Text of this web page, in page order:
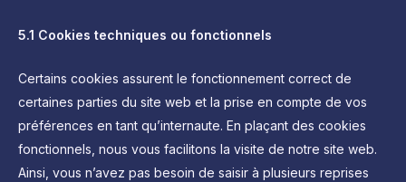
5.1 Cookies techniques ou fonctionnels
Certains cookies assurent le fonctionnement correct de
certaines parties du site web et la prise en compte de vos
préférences en tant qu’internaute. En plaçant des cookies
fonctionnels, nous vous facilitons la visite de notre site web.
Ainsi, vous n’avez pas besoin de saisir à plusieurs reprises